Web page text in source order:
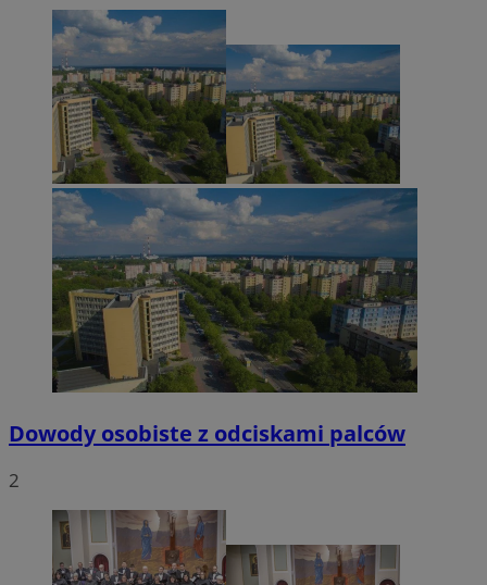
Dowody osobiste z odciskami palców
2